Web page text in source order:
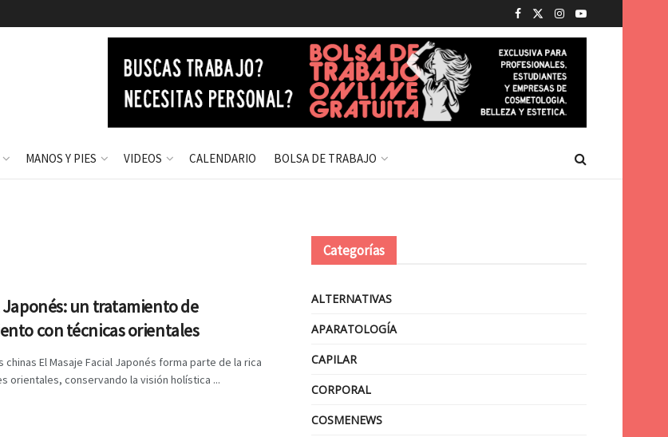
MANOS Y PIES VIDEOS CALENDARIO BOLSA DE TRABAJO
Japonés: un tratamiento de
con técnicas orientales
chinas El Masaje Facial Japonés forma parte de la rica
orientales, conservando la visión holística ...
Categorías
ALTERNATIVAS
APARATOLOGÍA
CAPILAR
CORPORAL
COSMENEWS